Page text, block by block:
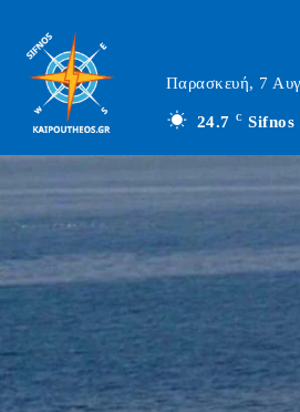
Παρασκευή, 7
24.7 C Sifnos